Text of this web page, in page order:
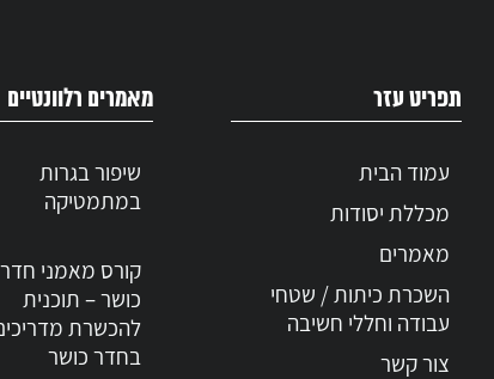
תפריט עזר
עמוד הבית
מכללת יסודות
מאמרים
השכרת כיתות / שטחי
עבודה וחללי חשיבה
צור קשר
מאמרים רלוונטיים
שיפור בגרות
במתמטיקה
קורס מאמני חדר
כושר – תוכנית
להכשרת
בחדר כושר